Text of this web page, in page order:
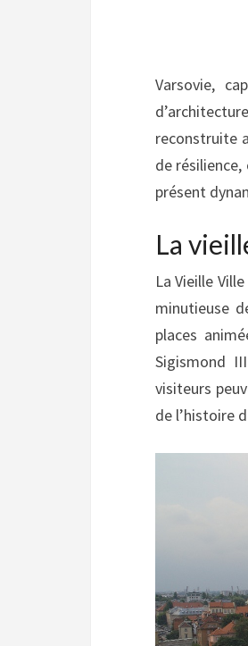
Varsovie,
reconstruite
de
présent
La
La Vieille
minutieuse
places
Sigismond
visiteurs
de l’histoire